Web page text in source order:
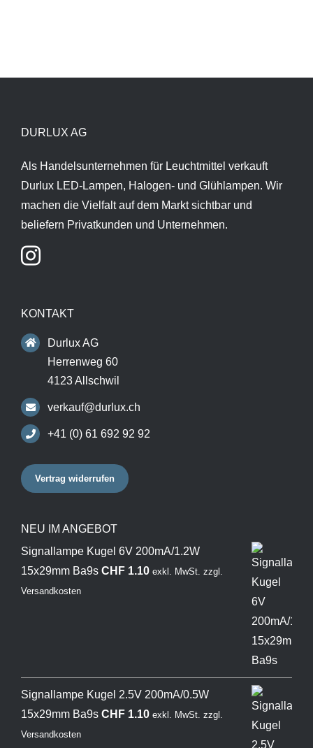
DURLUX AG
Als Handelsunternehmen für Leuchtmittel verkauft
Durlux LED-Lampen, Halogen- und Glühlampen. Wir
machen die Vielfalt auf dem Markt sichtbar und
beliefern Privatkunden und Unternehmen.
KONTAKT
Durlux AG
Herrenweg 60
4123 Allschwil
verkauf@durlux.ch
+41 (0) 61 692 92 92
Vertrag widerrufen
NEU IM ANGEBOT
Signallampe Kugel 6V 200mA/1.2W
15x29mm Ba9s CHF1.10 exkl. MwSt. zzgl.
Versandkosten
Signallampe Kugel 2.5V 200mA/0.5W
15x29mm Ba9s CHF1.10 exkl. MwSt. zzgl.
Versandkosten